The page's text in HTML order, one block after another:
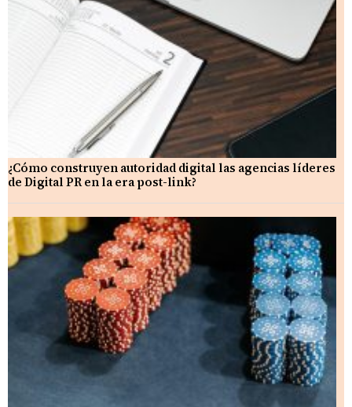
¿Cómo construyen autoridad digital las agencias líderes
de Digital PR en la era post-link?